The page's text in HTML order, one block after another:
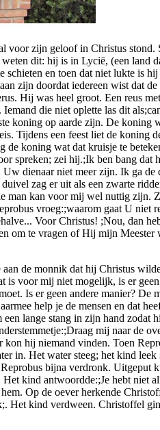
voor zijn geloof in Christus
dit: hij is in Lycië, (een land
en toen dat niet lukte is
zijn doordat iedereen wist dat
Hij was heel groot. Een reus
die niet oplette las dit
op aarde zijn. De koning
Tijdens een feest liet de koning
koning wat dat kruisje te
spreken; zei hij.;Ik ben bang
dienaar niet meer zijn. Ik ga
zag er uit als een zwarte
kan voor mij wel nuttig zijn.
vroeg:;waarom gaat U niet
Voor Christus! ;Nou, dan
om te vragen of Hij mijn
de monnik dat hij Christus
voor mij niet mogelijk, is er
Is er geen andere manier? De
help je de mensen en dat
lange stang in zijn hand zodat
mij naar de
hij niemand vinden. Toen
in. Het water steeg; het kind
bijna verdronk. Uitgeput
kind antwoordde:;Je hebt niet
Op de oever herkende
Het kind verdween. Christoffel